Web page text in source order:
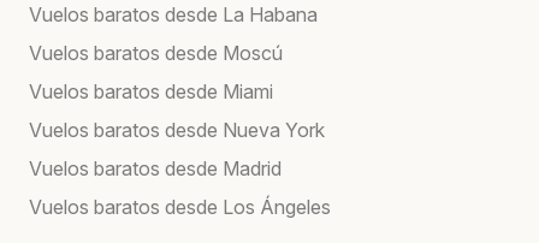
Vuelos baratos desde La Habana
Vuelos baratos desde Moscú
Vuelos baratos desde Miami
Vuelos baratos desde Nueva York
Vuelos baratos desde Madrid
Vuelos baratos desde Los Ángeles